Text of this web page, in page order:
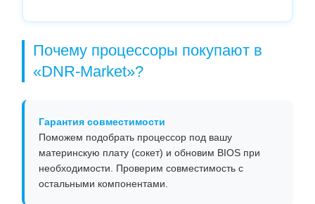
Почему процессоры покупают в
«DNR-Market»?
Гарантия совместимости
Поможем подобрать процессор под вашу
материнскую плату (сокет) и обновим BIOS при
необходимости. Проверим совместимость с
остальными компонентами.